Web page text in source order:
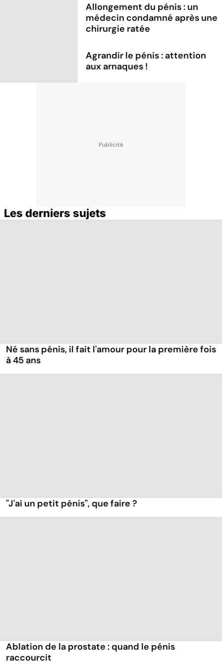
Allongement du pénis : un
médecin condamné après une
chirurgie ratée
Agrandir le pénis : attention
aux arnaques !
Les derniers sujets
Né sans pénis, il fait l'amour pour la première fois
à 45 ans
"J'ai un petit pénis", que faire ?
Ablation de la prostate : quand le pénis
raccourcit